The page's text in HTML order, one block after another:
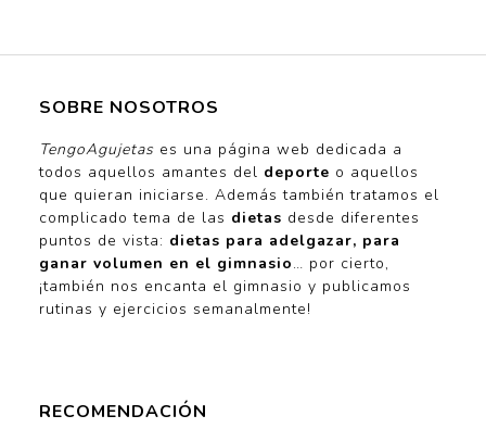
SOBRE NOSOTROS
TengoAgujetas es una página web dedicada a
todos aquellos amantes del deporte o aquellos
que quieran iniciarse. Además también tratamos el
complicado tema de las dietas desde diferentes
puntos de vista: dietas para adelgazar, para
ganar volumen en el gimnasio… por cierto,
¡también nos encanta el gimnasio y publicamos
rutinas y ejercicios semanalmente!
RECOMENDACIÓN